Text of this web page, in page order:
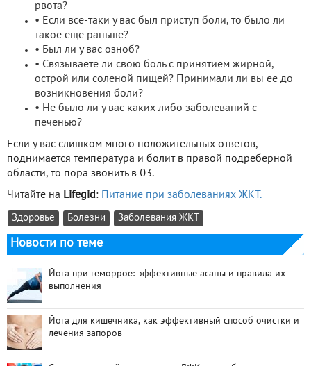
рвота?
• Если все-таки у вас был приступ боли, то было ли
такое еще раньше?
• Был ли у вас озноб?
• Связываете ли свою боль с принятием жирной,
острой или соленой пищей? Принимали ли вы ее до
возникновения боли?
• Не было ли у вас каких-либо заболеваний с
печенью?
Если у вас слишком много положительных ответов,
поднимается температура и болит в правой подреберной
области, то пора звонить в 03.
Читайте на Lifegid: Питание при заболеваниях ЖКТ.
Здоровье Болезни Заболевания ЖКТ
Новости по теме
Йога при геморрое: эффективные асаны и правила их
выполнения
Йога для кишечника, как эффективный способ очистки и
лечения запоров